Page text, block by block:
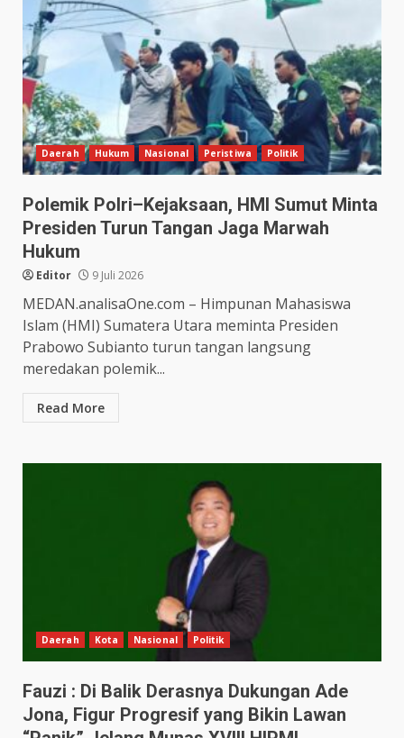
Daerah Hukum Nasional Peristiwa Politik
Polemik Polri–Kejaksaan, HMI Sumut Minta
Presiden Turun Tangan Jaga Marwah
Hukum
Editor 9 Juli 2026
MEDAN.analisaOne.com – Himpunan Mahasiswa
Islam (HMI) Sumatera Utara meminta Presiden
Prabowo Subianto turun tangan langsung
meredakan polemik...
Read More
Daerah Kota Nasional Politik
Fauzi : Di Balik Derasnya Dukungan Ade
Jona, Figur Progresif yang Bikin Lawan